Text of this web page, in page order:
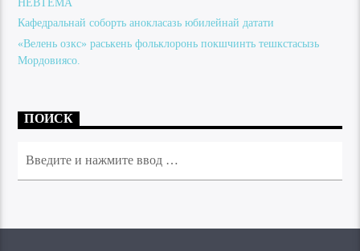
НЕВТЕМА
Кафедральнай соборть анокласазь юбилейнай датати
«Велень озкс» раськень фольклоронь покшчинть тешкстасызь
Мордовиясо.
ПОИСК